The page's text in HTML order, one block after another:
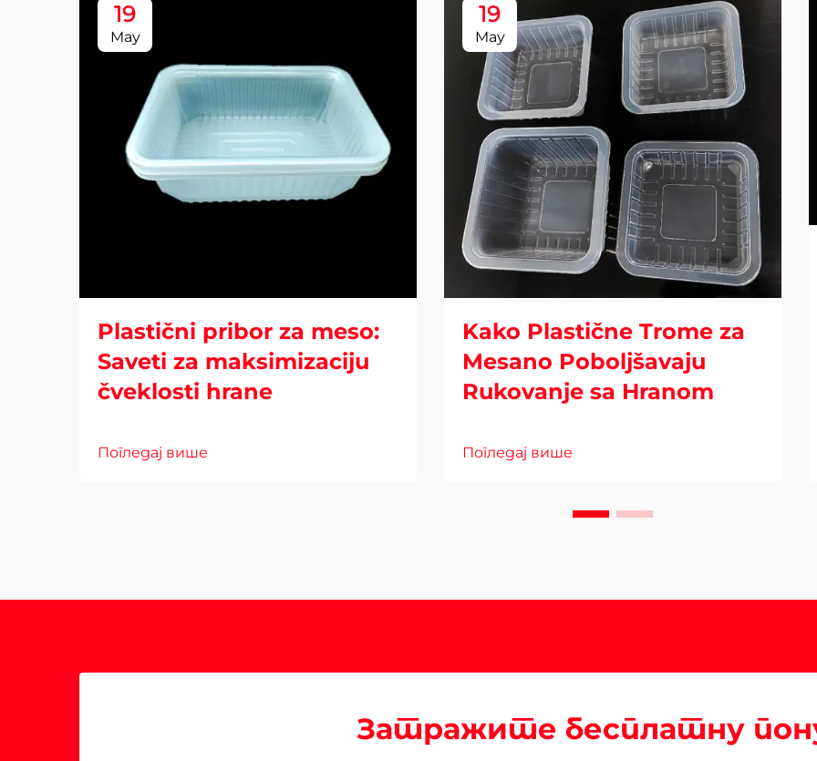
19
May
Plastični pribor za meso:
Saveti za maksimizaciju
čveklosti hrane
Погледај више
19
May
Kako Plastične Trome za
Mesano Poboljšavaju
Rukovanje sa Hranom
Погледај више
Затражите бесплатну